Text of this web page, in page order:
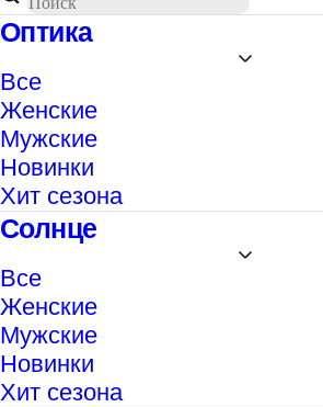
товаров
Оптика
Все
Женские
Мужские
Новинки
Хит сезона
Солнце
Все
Женские
Мужские
Новинки
Хит сезона